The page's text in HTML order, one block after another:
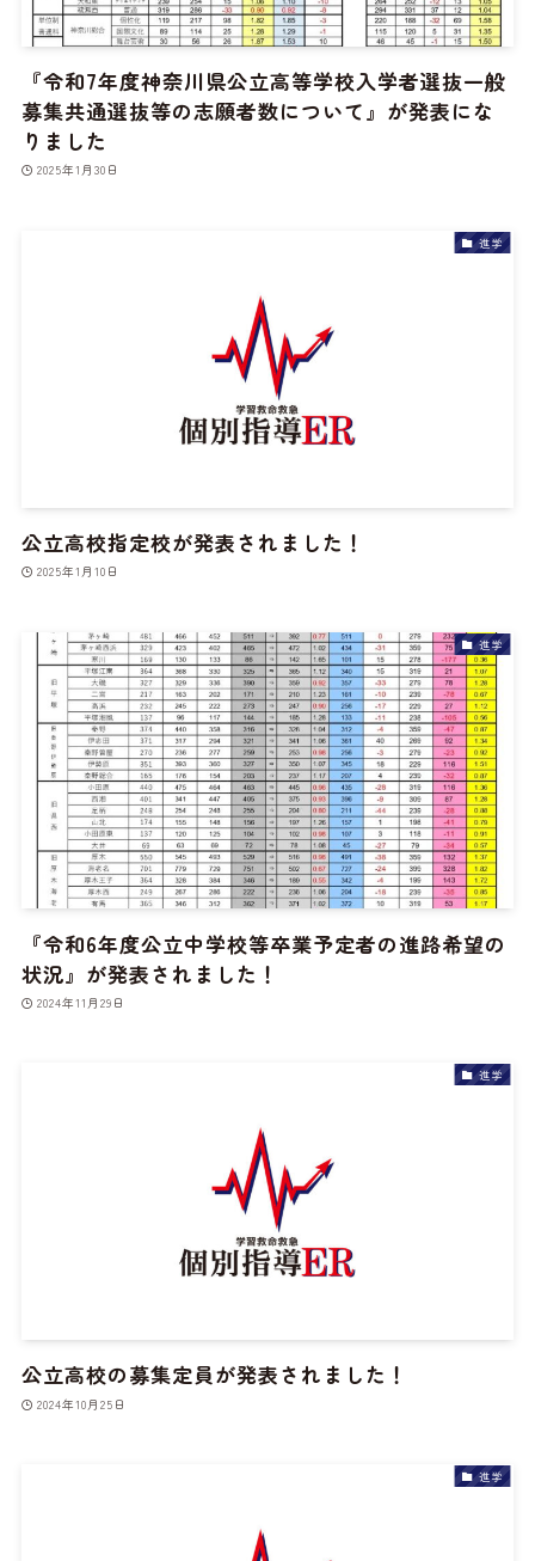
『令和7年度神奈川県公立高等学校入学者選抜一般
募集共通選抜等の志願者数について』が発表にな
りました
2025年1月30日
進学
公立高校指定校が発表されました！
2025年1月10日
進学
『令和6年度公立中学校等卒業予定者の進路希望の
状況』が発表されました！
2024年11月29日
進学
公立高校の募集定員が発表されました！
2024年10月25日
進学